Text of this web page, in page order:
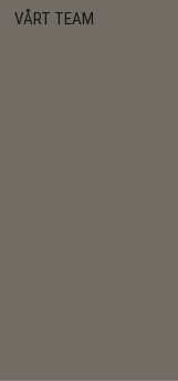
VÅRT TEAM